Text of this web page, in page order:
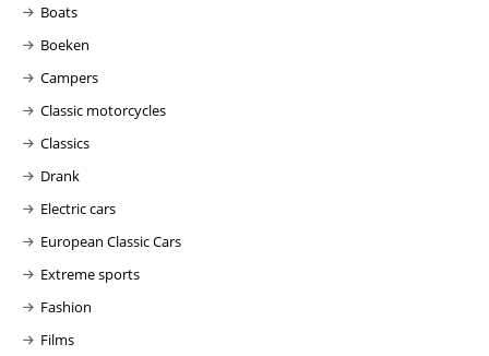
Boats
Boeken
Campers
Classic motorcycles
Classics
Drank
Electric cars
European Classic Cars
Extreme sports
Fashion
Films